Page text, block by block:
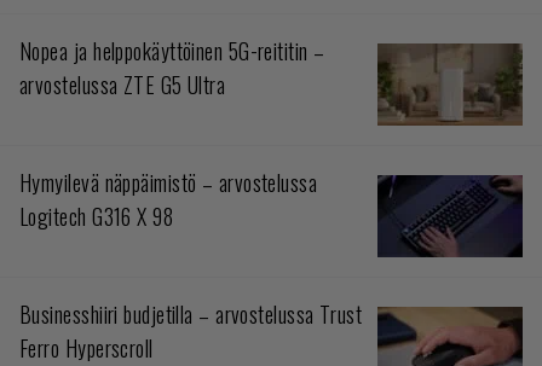
Nopea ja helppokäyttöinen 5G-reititin –
arvostelussa ZTE G5 Ultra
Hymyilevä näppäimistö – arvostelussa
Logitech G316 X 98
Businesshiiri budjetilla – arvostelussa Trust
Ferro Hyperscroll